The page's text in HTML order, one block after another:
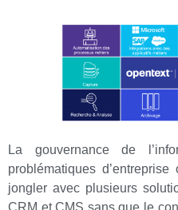
La gouvernance de
problématiques
jongler avec plusieurs
CRM et CMS sans que le